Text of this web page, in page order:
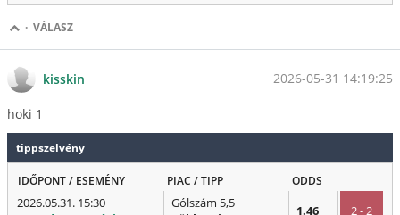
· VÁLASZ
kisskin 2026-05-31 14:19:25
hoki 1
tippszelvény
IDŐPONT / ESEMÉNY PIAC / TIPP ODDS
2026.05.31. 15:30
Gólszám 5,5
1.46 2 - 2